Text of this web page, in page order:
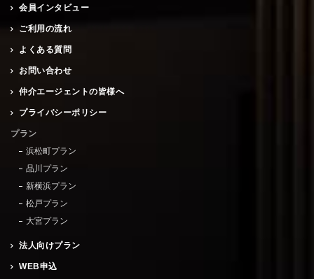
会員インタビュー
ご利用の流れ
よくある質問
お問い合わせ
仲介エージェントの皆様へ
プライバシーポリシー
プラン
浜松町プラン
品川プラン
新横浜プラン
松戸プラン
大宮プラン
法人向けプラン
WEB申込